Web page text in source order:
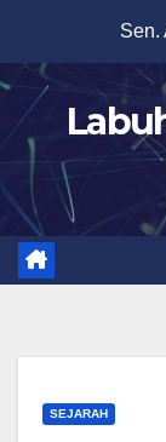
content
Sen.
SEJARAH